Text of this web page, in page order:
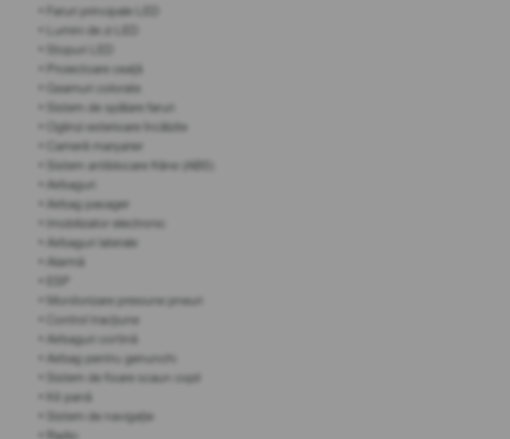
• Faruri principale LED
• Lumini de zi LED
• Stopuri LED
• Proiectoare ceață
• Geamuri colorate
• Sistem de spălare faruri
• Oglinzi exterioare încălzite
• Cameră marșarier
• Sistem antiblocare frâne (ABS)
• Airbaguri
• Airbag pasager
• Imobilizator electronic
• Airbaguri laterale
• Alarmă
• Monitorizare presiune pneuri
• Control tracțiune
• Airbaguri cortină
• Airbag pentru genunchi
• Sistem de fixare scaun copil
• Kit pană
• Sistem de navigație
• Radio